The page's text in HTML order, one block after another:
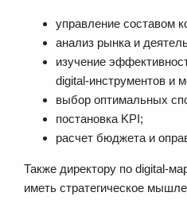
управление составом
анализ рынка и
изучение
digital-инструментов и
выбор оптимальных
постановка KPI;
расчет бюджета и
Также директору по digital-
иметь стратегическое